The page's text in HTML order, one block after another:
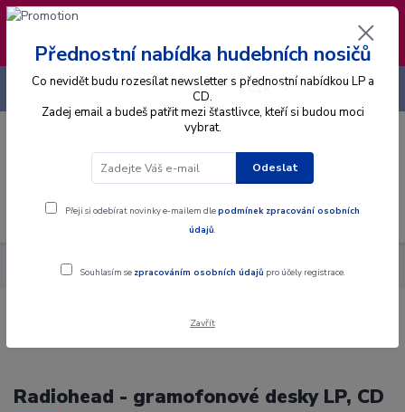
❣️ Od 4.8. do 13.8. čerpám dovolenou. Datum
expedice objednávek se posouvá na pátek
14.8.2026 🐋
Menu
CZK
+420 725 736 293
Interpret R Radiohead
Radiohead - gramofonové desky LP, CD
Přednostní nabídka hudebních nosičů
Co nevidět budu rozesílat newsletter s přednostní nabídkou LP a
CD.
Zadej email a budeš patřit mezi šťastlivce, kteří si budou moci
vybrat.
Odeslat
Přeji si odebírat novinky e-mailem dlepodmínek zpracování osobních
údajů.
Souhlasím se zpracováním osobních údajů pro účely registrace.
Zavřít